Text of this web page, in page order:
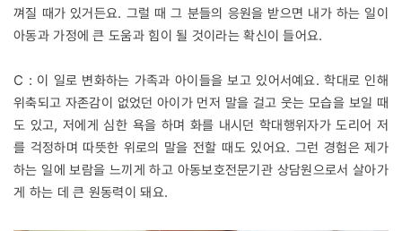
껴질 때가 있거든요. 그럴 때 그 분들의 응원을 받으면 내가 하는 일이
아동과 가정에 큰 도움과 힘이 될 것이라는 확신이 들어요.
C : 이 일로 변화하는 가족과 아이들을 보고 있어서예요. 학대로 인해
위축되고 자존감이 없었던 아이가 먼저 말을 걸고 웃는 모습을 보일 때
도 있고, 저에게 심한 욕을 하며 화를 내시던 학대행위자가 도리어 저
를 걱정하며 따뜻한 위로의 말을 전할 때도 있어요. 그런 경험은 제가
하는 일에 보람을 느끼게 하고 아동보호전문기관 상담원으로서 살아가
게 하는 데 큰 원동력이 돼요.